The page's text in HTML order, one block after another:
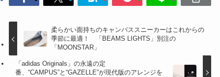
柔らかい面持ちのキャンバススニーカーはこれからの
季節に最適！ 「BEAMS LIGHTS」別注の
「MOONSTAR」
「adidas Originals」の永遠の定
番、“CAMPUS”と“GAZELLE”が現代版のアレンジを